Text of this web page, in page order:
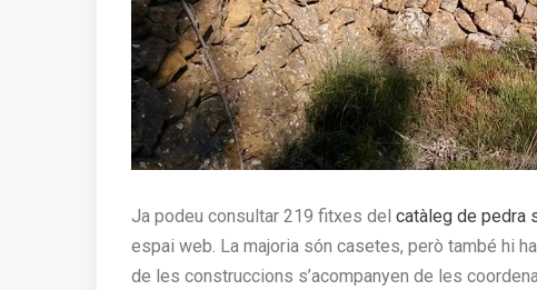
Ja podeu consultar 219 fitxes del catàleg de pedra
espai web. La majoria són casetes, però també hi
de les construccions s’acompanyen de les